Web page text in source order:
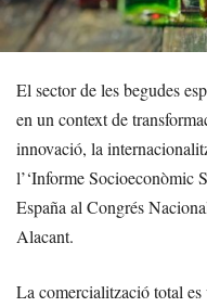
El sector de les begudes
en un context de
innovació, la
l’‘Informe Socioeconòmic
España al Congrés
Alacant.
La comercialització total